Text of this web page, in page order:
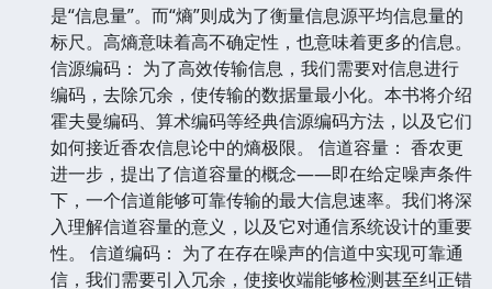
是“信息量”。而“熵”则成为了衡量信息源平均信息量的
标尺。高熵意味着高不确定性，也意味着更多的信息。
信源编码： 为了高效传输信息，我们需要对信息进行
编码，去除冗余，使传输的数据量最小化。本书将介绍
霍夫曼编码、算术编码等经典信源编码方法，以及它们
如何接近香农信息论中的熵极限。 信道容量： 香农更
进一步，提出了信道容量的概念——即在给定噪声条件
下，一个信道能够可靠传输的最大信息速率。我们将深
入理解信道容量的意义，以及它对通信系统设计的重要
性。 信道编码： 为了在存在噪声的信道中实现可靠通
信，我们需要引入冗余，使接收端能够检测甚至纠正错